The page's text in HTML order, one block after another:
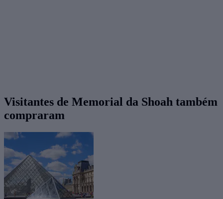
Visitantes de Memorial da Shoah também
compraram